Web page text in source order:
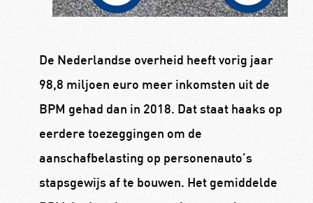
De Nederlandse overheid heeft vorig jaar
98,8 miljoen euro meer inkomsten uit de
BPM gehad dan in 2018. Dat staat haaks op
eerdere toezeggingen om de
aanschafbelasting op personenauto’s
stapsgewijs af te bouwen. Het gemiddelde